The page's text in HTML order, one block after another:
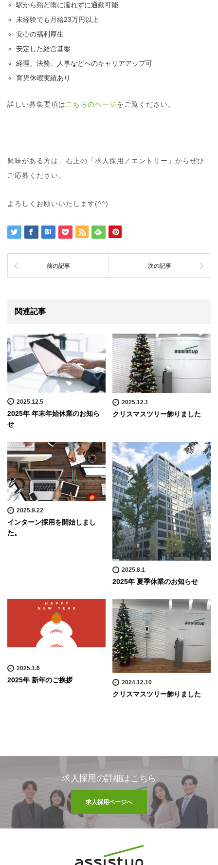
駅から殆ど雨に濡れずに通勤可能
未経験でも月給23万円以上
安心の福利厚生
安定した経営基盤
経理、法務、人事などへのキャリアアップ可
育児休暇実績あり
詳しい募集要項は こちらのページをご覧ください。
興味がある方は、右上の「求人採用／エントリー」からぜひ
ご応募ください。
よろしくお願いいたします(^^)
前の記事 次の記事
関連記事
2025.12.5
2025年 年末年始休業のお知ら
せ
2025.12.1
クリスマスツリー飾りました
2025.9.22
インターン採用を開始しまし
た。
2025.8.1
2025年 夏季休業のお知らせ
2025.1.6
2025年 新年のご挨拶 2024.12.10
クリスマスツリー飾りました
求人採用の詳細はこちら
求人採用ページへ